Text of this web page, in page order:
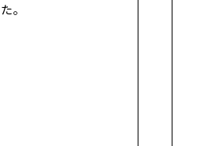
た。